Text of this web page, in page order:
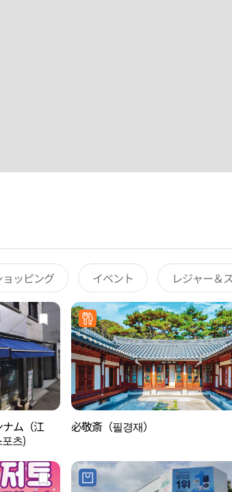
ョッピング イベント レジャー＆
ム（江
츠)
必敬斎（필경재）